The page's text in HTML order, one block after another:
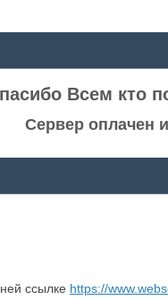
Всем кто
Сервер оплачен
ссылке https://